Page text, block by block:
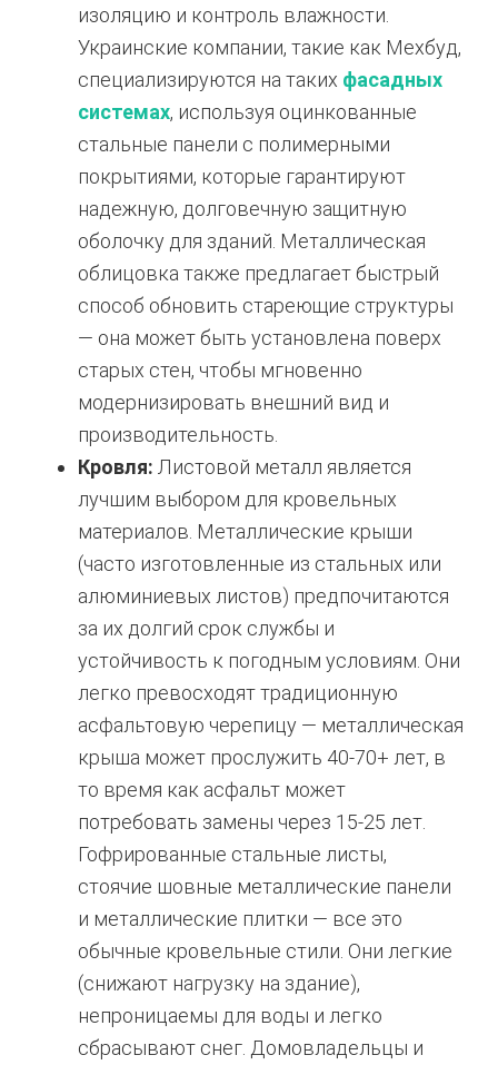
изоляцию и контроль влажности.
Украинские компании, такие как Мехбуд,
специализируются на таких фасадных
системах, используя оцинкованные
стальные панели с полимерными
покрытиями, которые гарантируют
надежную, долговечную защитную
оболочку для зданий. Металлическая
облицовка также предлагает быстрый
способ обновить стареющие структуры
— она может быть установлена поверх
старых стен, чтобы мгновенно
модернизировать внешний вид и
производительность.
Кровля: Листовой металл является
лучшим выбором для кровельных
материалов. Металлические крыши
(часто изготовленные из стальных или
алюминиевых листов) предпочитаются
за их долгий срок службы и
устойчивость к погодным условиям. Они
легко превосходят традиционную
асфальтовую черепицу — металлическая
крыша может прослужить 40-70+ лет, в
то время как асфальт может
потребовать замены через 15-25 лет.
Гофрированные стальные листы,
стоячие шовные металлические панели
и металлические плитки — все это
обычные кровельные стили. Они легкие
(снижают нагрузку на здание),
непроницаемы для воды и легко
сбрасывают снег. Домовладельцы и